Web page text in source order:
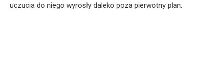
uczucia do niego wyrosły daleko poza pierwotny plan.